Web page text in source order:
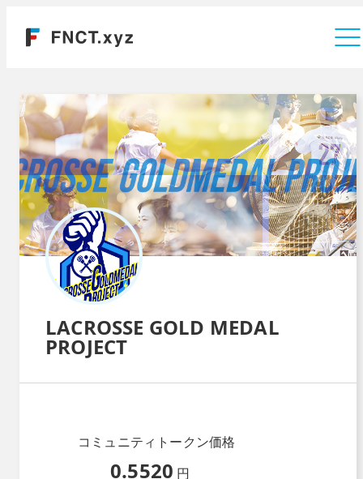
LACROSSE GOLD MEDAL
PROJECT
コミュニティトークン価格
0.5520 円